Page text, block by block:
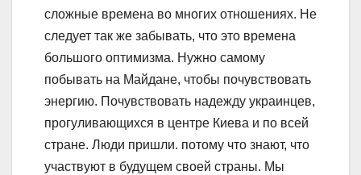
сложные времена во многих отношениях. Не
следует так же забывать, что это времена
большого оптимизма. Нужно самому
побывать на Майдане, чтобы почувствовать
энергию. Почувствовать надежду украинцев,
прогуливающихся в центре Киева и по всей
стране. Люди пришли. потому что знают, что
участвуют в будущем своей страны. Мы